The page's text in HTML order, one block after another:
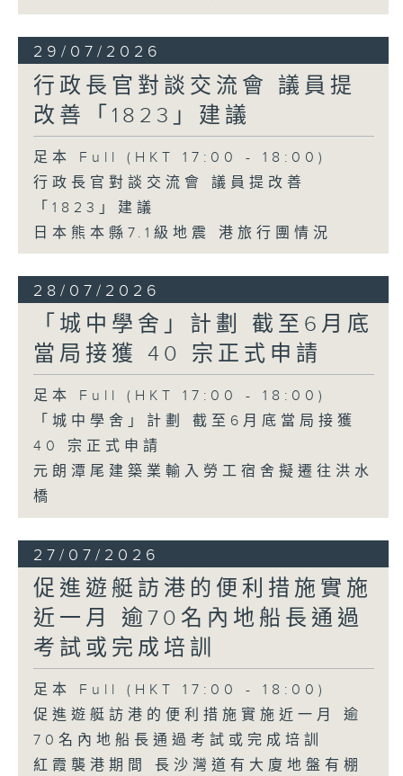
29/07/2026
行政長官對談交流會 議員提
改善「1823」建議
足本 Full (HKT 17:00 - 18:00)
行政長官對談交流會 議員提改善
「1823」建議
日本熊本縣7.1級地震 港旅行團情況
28/07/2026
「城中學舍」計劃 截至6月底
當局接獲 40 宗正式申請
足本 Full (HKT 17:00 - 18:00)
「城中學舍」計劃 截至6月底當局接獲
40 宗正式申請
元朗潭尾建築業輸入勞工宿舍擬遷往洪水
橋
27/07/2026
促進遊艇訪港的便利措施實施
近一月 逾70名內地船長通過
考試或完成培訓
足本 Full (HKT 17:00 - 18:00)
促進遊艇訪港的便利措施實施近一月 逾
70名內地船長通過考試或完成培訓
紅霞襲港期間 長沙灣道有大廈地盤有棚